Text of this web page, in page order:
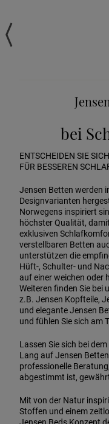
bei
ENTSCHEIDEN SIE
FÜR BESSEREN
Jensen Betten werden
Designvarianten
Norwegens inspiriert
höchster Qualität,
exklusiven
verstellbaren Betten
unterstützen die
Hüft-, Schulter- und
auf einer weichen oder
Weiteren finden Sie bei
z.B. Jensen Kopfteile,
und elegante Jensen
und fühlen Sie sich am
Lassen Sie sich bei
Lang auf Jensen
professionelle
abgestimmt ist,
Mit von der Natur
Stoffen und einem